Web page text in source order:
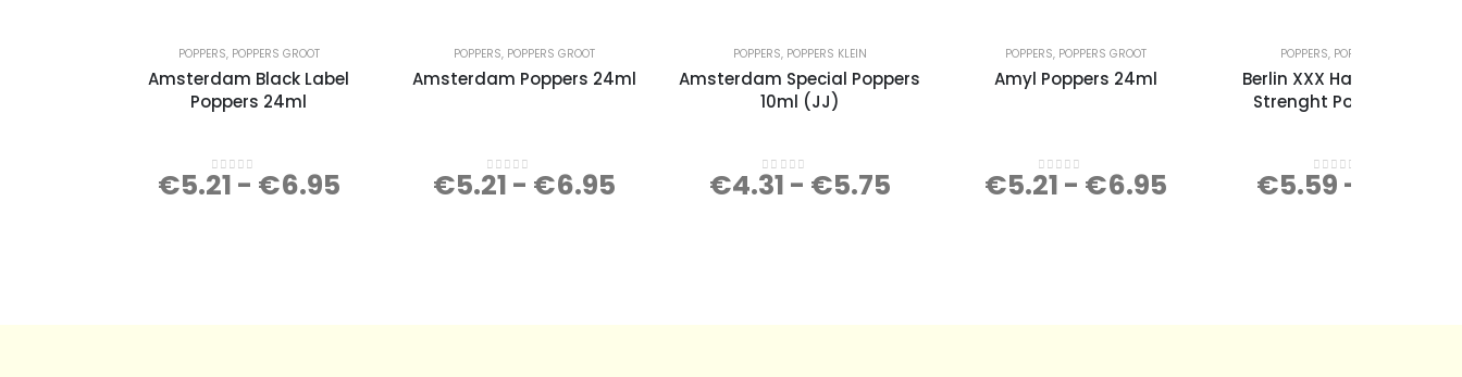
POPPERS, POPPERS GROOT
Amsterdam Black Label
Poppers 24ml
0out of 5
€5.21 - €6.95
POPPERS, POPPERS GROOT
Amsterdam Poppers 24ml
0out of 5
€5.21 - €6.95
POPPERS, POPPERS KLEIN
Amsterdam Special Poppers
10ml (JJ)
0out of 5
€4.31 - €5.75
POPPERS, POPPERS GROOT
Amyl Poppers 24ml
0out of 5
€5.21 - €6.95
POPPERS, POPPERS GROOT
Berlin XXX Hardcore Super
Strenght Poppers 25ml
0 out of 5
€5.59 -